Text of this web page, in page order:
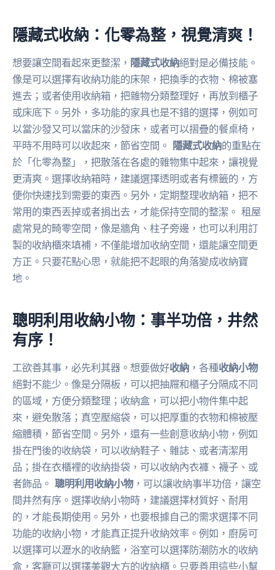
隱藏式收納：化零為整，視覺清爽！
想要讓空間看起來更整潔， 隱藏式收納絕對是必備技能。
像是可以選擇有收納功能的床架，把換季的衣物、棉被塞
進去；或者使用收納箱，把雜物分類整理好，再放到櫃子
或床底下。另外，多功能的家具也是不錯的選擇，例如可
以當沙發又可以當床的沙發床，或者可以摺疊的餐桌椅，
平時不用時可以收起來，節省空間。
隱藏式收納的重點在
於「化零為整」，把散落在各處的雜物集中起來，讓視覺
更清爽。選擇收納箱時，建議選擇透明或者有標籤的，方
便你快速找到需要的東西。另外，定期整理收納箱，把不
常用的東西丟掉或者捐出去，才能保持空間的整潔。 租屋
處常見的畸零空間，像是牆角、柱子旁邊，也可以利用訂
製的收納櫃來填補，不僅能增加收納空間，還能讓空間更
方正。只要花點心思，就能把不起眼的角落變成收納寶
地。
聰明利用收納小物：事半功倍，井然
有序！
工欲善其事，必先利其器。想要做好收納 ，各種收納小物
絕對不能少。像是分隔板，可以把抽屜和櫃子分隔成不同
的區域，方便分類整理；收納盒，可以把小物件集中起
來，避免散落；真空壓縮袋，可以把厚重的衣物和棉被壓
縮體積，節省空間。另外，還有一些創意收納小物，例如
掛在門後的收納袋，可以收納鞋子、雜誌、或者清潔用
品；掛在衣櫃裡的收納掛袋，可以收納內衣褲、襪子、或
者飾品。 聰明利用收納小物，可以讓收納事半功倍，讓空
間井然有序。選擇收納小物時，建議選擇材質好、耐用
的，才能長期使用。另外，也要根據自己的需求選擇不同
功能的收納小物，才能真正提升收納效率。例如，廚房可
以選擇可以瀝水的收納籃，浴室可以選擇防潮防水的收納
盒，客廳可以選擇美觀大方的收納櫃。只要善用這些小幫